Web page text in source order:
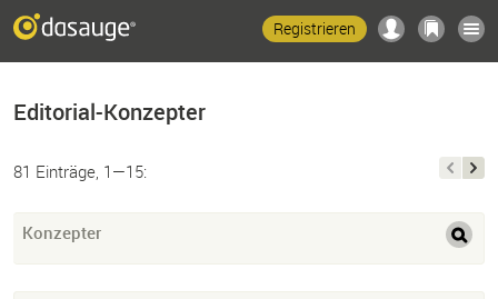
Registrieren
Editorial-Konzepter
81 Einträge, 1—15:
Konzepter